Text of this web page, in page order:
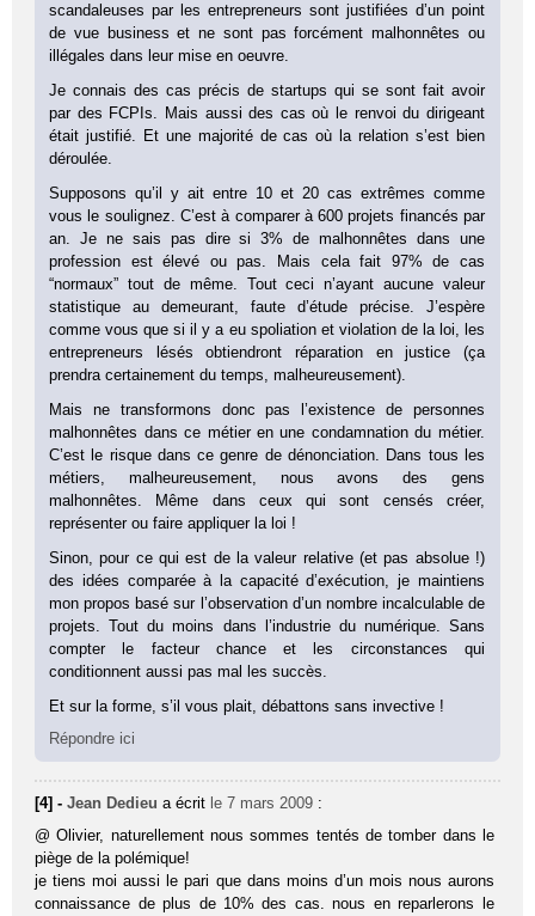
scandaleuses par les entrepreneurs sont justifiées d’un point
de vue business et ne sont pas forcément malhonnêtes ou
illégales dans leur mise en oeuvre.
Je connais des cas précis de startups qui se sont fait avoir
par des FCPIs. Mais aussi des cas où le renvoi du dirigeant
était justifié. Et une majorité de cas où la relation s’est bien
déroulée.
Supposons qu’il y ait entre 10 et 20 cas extrêmes comme
vous le soulignez. C’est à comparer à 600 projets financés par
an. Je ne sais pas dire si 3% de malhonnêtes dans une
profession est élevé ou pas. Mais cela fait 97% de cas
“normaux” tout de même. Tout ceci n’ayant aucune valeur
statistique au demeurant, faute d’étude précise. J’espère
comme vous que si il y a eu spoliation et violation de la loi, les
entrepreneurs lésés obtiendront réparation en justice (ça
prendra certainement du temps, malheureusement).
Mais ne transformons donc pas l’existence de personnes
malhonnêtes dans ce métier en une condamnation du métier.
C’est le risque dans ce genre de dénonciation. Dans tous les
métiers, malheureusement, nous avons des gens
malhonnêtes. Même dans ceux qui sont censés créer,
représenter ou faire appliquer la loi !
Sinon, pour ce qui est de la valeur relative (et pas absolue !)
des idées comparée à la capacité d’exécution, je maintiens
mon propos basé sur l’observation d’un nombre incalculable de
projets. Tout du moins dans l’industrie du numérique. Sans
compter le facteur chance et les circonstances qui
conditionnent aussi pas mal les succès.
Et sur la forme, s’il vous plait, débattons sans invective !
Répondre ici
[4] -Jean Dedieu a écrit le 7 mars 2009 :
@ Olivier, naturellement nous sommes tentés de tomber dans le
piège de la polémique!
je tiens moi aussi le pari que dans moins d’un mois nous aurons
connaissance de plus de 10% des cas. nous en reparlerons le